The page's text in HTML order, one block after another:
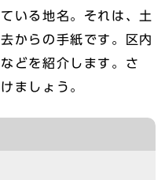
いる地名。それは、土
からの手紙です。区内
どを紹介します。さ
ましょう。